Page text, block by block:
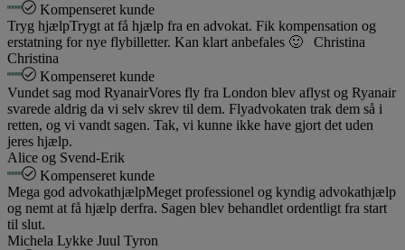
Kompenseret kunde
Tryg hjælpTrygt at få hjælp fra en advokat. Fik kompensation og
erstatning for nye flybilletter. Kan klart anbefales 🙂 Christina
Christina
Kompenseret kunde
Vundet sag mod RyanairVores fly fra London blev aflyst og Ryanair
svarede aldrig da vi selv skrev til dem. Flyadvokaten trak dem så i
retten, og vi vandt sagen. Tak, vi kunne ikke have gjort det uden
jeres hjælp.
Alice og Svend-Erik
Kompenseret kunde
Mega god advokathjælpMeget professionel og kyndig advokathjælp
og nemt at få hjælp derfra. Sagen blev behandlet ordentligt fra start
til slut.
Michela Lykke Juul Tyron